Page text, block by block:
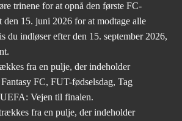
trinene for at opnå den første FC-
den 15. juni 2026 for at modtage alle
du indløser efter den 15. september 2026,
fra en pulje, der indeholder
FC, FUT-fødselsdag, Tag
Vejen til finalen.
fra en pulje, der indeholder